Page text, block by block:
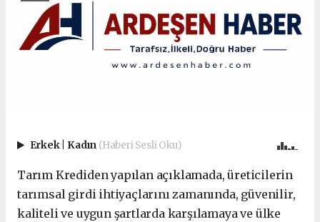
Erkek Kadın (Haberi Sesli Oku)
Tarım Krediden yapılan açıklamada, üreticilerin
tarımsal girdi ihtiyaçlarını zamanında, güvenilir,
kaliteli ve uygun şartlarda karşılamaya ve ülke